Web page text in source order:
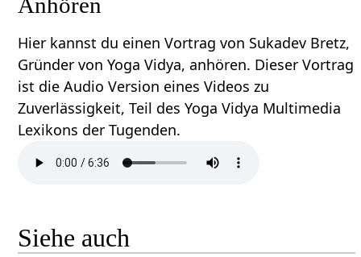
Hier kannst du einen Vortrag von Sukadev Bretz,
Gründer von Yoga Vidya, anhören. Dieser Vortrag
ist die Audio Version eines Videos zu
Zuverlässigkeit, Teil des Yoga Vidya Multimedia
Lexikons der Tugenden.
Siehe auch